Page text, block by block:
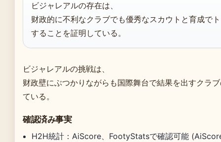
ビジャレアルの存在は、
财政的に不利なクラブでも優秀なスカウトと育成で
することを証明している。
ビジャレアルの挑戦は、
财政壁にぶつかりながらも国際舞台で結果を出すクラ
ている。
確認済み事実
H2H統計：AiScore、FootyStatsで確認可能